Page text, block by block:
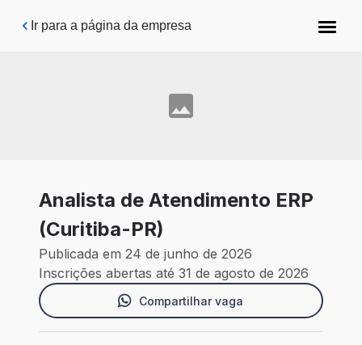
Pular para o conteúdo principal
Ir para a página da empresa
Analista de Atendimento ERP
(Curitiba-PR)
Publicada em 24 de junho de 2026
Inscrições abertas até 31 de agosto de 2026
Compartilhar vaga